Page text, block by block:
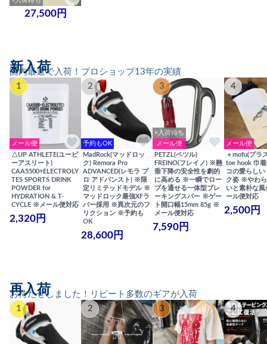
27,500円
国内最速で入荷！プロショップ13年の実績
新入荷
1
メール便
△UP ATHLETE(ユーピ
ーアスリート)
CAA5500+ELECTROLY
TES SPORTS DRINK
POWDER for
HYDRATION & T-
CYCLE ※メール便対応
2,320円
2
予約もOK
MadRock(マッドロッ
ク) Remora Pro
ADVANCED(レモラ プ
ロ アドバンスト) ※限
定リミテッドモデル ※
マッドロック最強XFラ
バー採用 ※異次元のフ
リクション ※予約も
OK
28,600円
3
×入荷待ち
メール便
PETZL(ペツル)
FREINO(フレイノ) ※懸
垂下降の安全性を劇的
に高める ※一瞬でロー
プを通せる一体型ブレ
ーキングスパー ※ゲー
ト開口幅15mm 85g ※
メール便対応
7,590円
4
メール便
＋mofu(プラ
toe hook 巾
コの愛らしい
ク姿 ※やわ
いと素朴な
ール便対応
2,500円
お待たせしました！リピート多数のギアが入荷
再入荷
1 2 3 4